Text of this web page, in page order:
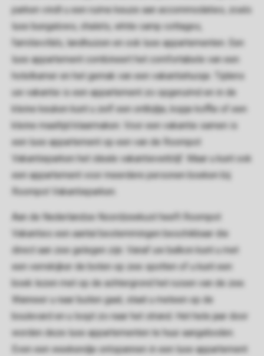
parken vindt u een ruime keuze aan accommodaties, zoals
luxe bungalows, chalets, white camp cottages,
familievilla's, landhuizen en ook luxe appartementen. Een
luxe appartement combineert het comfortabele van een
hotelkamer en het gemak van een vakantiehuisje. Tijdens
uw vakantie is een appartement zo opgeruimd en in de
kleine keuken kunt u zelf een ontbijtje, kopje koffie of een
kleine maaltijd klaarmaken. Voor een vakantie samen is
een luxe appartement op een van de Roompot
Vakantieparken het ideale vakantieverblijf. Maar u kunt ook
een appartement voor meerdere personen boeken bij
Roompot Vakantieparken.
Aan de Nederlandse Noordzeekust heeft Roompot
Vakanties een aantal bestemmingen beschikbaar die
direct aan zee gelegen zijn. Vanaf uw balkon kunt u met
een verrekijker de boten op zee spotten of u kunt een
boek lezen met op de achtergrond het ruisen van de zee.
Wanneer u naar buiten gaat, staat u meteen op de
boulevard en u loopt zo naar het strand. Het hele jaar door
worden deze luxe appartementen te huur aangeboden.
Even een weekendje ontspannen in een luxe appartement